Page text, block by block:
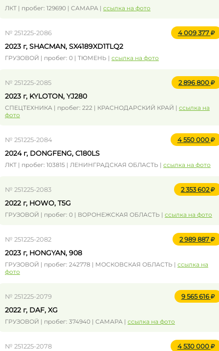
ЛКТ | пробег: 129690 | САМАРА | ссылка на фото
№ 251225-2086 4 009 377
2023 г, SHACMAN, SX4189XD1TLQ2
ГРУЗОВОЙ | пробег: 0 | ТЮМЕНЬ | ссылка на фото
№ 251225-2085 2 896 800
2023 г, KYLOTON, YJ280
СПЕЦТЕХНИКА | пробег: 222 | КРАСНОДАРСКИЙ КРАЙ | ссылка на
фото
№ 251225-2084 4 550 000
2024 г, DONGFENG, C180LS
ЛКТ | пробег: 103815 | ЛЕНИНГРАДСКАЯ ОБЛАСТЬ | ссылка на фото
№ 251225-2083 2 353 602
2022 г, HOWO, T5G
ГРУЗОВОЙ | пробег: 0 | ВОРОНЕЖСКАЯ ОБЛАСТЬ | ссылка на фото
№ 251225-2082 2 989 887
2023 г, HONGYAN, 908
ГРУЗОВОЙ | пробег: 242778 | МОСКОВСКАЯ ОБЛАСТЬ | ссылка на
фото
№ 251225-2079 9 565 616
2022 г, DAF, XG
ГРУЗОВОЙ | пробег: 374940 | САМАРА | ссылка на фото
№ 251225-2078 4 530 000